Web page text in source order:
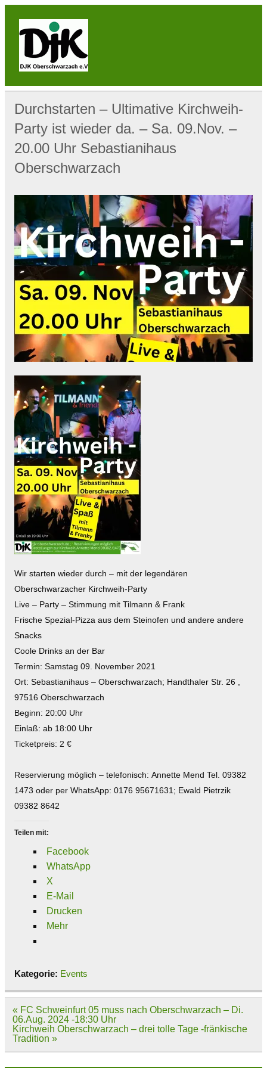
Skip
BEWEGEN! … Sport & Engagement
Durchstarten – Ultimative Kirchweih-
Party ist wieder da. – Sa. 09.Nov. –
20.00 Uhr Sebastianihaus
Oberschwarzach
Wir starten wieder durch – mit der legendären
Oberschwarzacher Kirchweih-Party
Live – Party – Stimmung mit Tilmann & Frank
Frische Spezial-Pizza aus dem Steinofen und andere andere
Snacks
Coole Drinks an der Bar
Termin: Samstag 09. November 2021
Ort: Sebastianihaus – Oberschwarzach; Handthaler Str. 26 ,
97516 Oberschwarzach
Beginn: 20:00 Uhr
Einlaß: ab 18:00 Uhr
Ticketpreis: 2 €
Reservierung möglich – telefonisch: Annette Mend Tel. 09382
1473 oder per WhatsApp: 0176 95671631; Ewald Pietrzik
09382 8642
Teilen mit:
Facebook
WhatsApp
X
E-Mail
Drucken
Mehr
Kategorie: Events
Beitragsnavigation
« FC Schweinfurt 05 muss nach Oberschwarzach – Di.
06.Aug. 2024 -18:30 Uhr
Kirchweih Oberschwarzach – drei tolle Tage -fränkische
Tradition »